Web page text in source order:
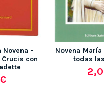
Novena -
con
Novena
todas